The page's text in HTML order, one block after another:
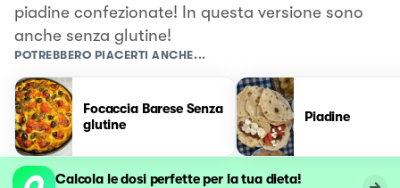
piadine confezionate! In questa versione sono
anche senza glutine!
POTREBBERO PIACERTI ANCHE...
Focaccia Barese Senza
glutine
Piadine
Calcola le dosi perfette per la tua dieta!